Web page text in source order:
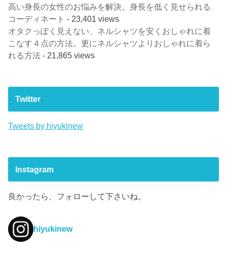
高い身長の女性のお悩みを解決。身長を低く見せられる
コーディネート - 23,401 views
オタクっぽく見えない、ネルシャツを安くおしゃれに着
こなす４点の方法。更にネルシャツよりおしゃれに着ら
れる方法 - 21,865 views
Twitter
Tweets by hiyukinew
Instagram
良かったら、フォローして下さいね。
hiyukinew